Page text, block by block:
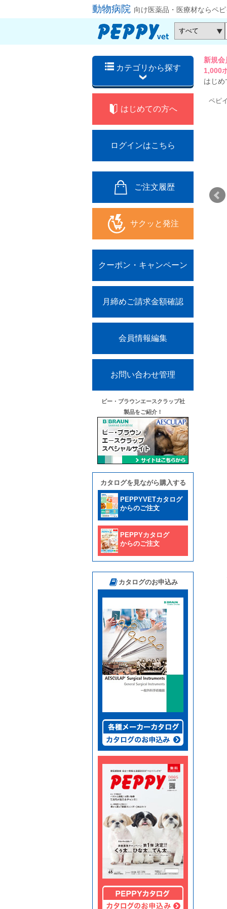
動物病院 向け医薬品・医療材ならペ
カテゴリから探す
新規
1,000
はじめ
はじめての方へ
ログインはこちら
ご注文履歴
サクッと発注
クーポン・キャンペーン
月締めご請求金額確認
会員情報編集
お問い合わせ管理
ビー・ブラウンエースクラップ社
製品をご紹介！
カタログを見ながら購入する
PEPPYVETカタログ
からのご注文
PEPPYカタログ
からのご注文
カタログのお申込み
ペピ